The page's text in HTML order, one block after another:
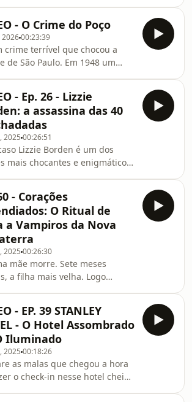
da investigação policial
Como o jorn
XIX para conhecer as Irmãs
Kate e Leah Fox se
mundialmente famosas por
de se comunicar com
Ao longo dos anos elas
multidões para ouvir as
que traziam do mundo
e desempenharam um
fundamental na gênese do
- O Crime do Poço
202600:23:39
crime terrível que chocou a
de São Paulo. Em 1948 um
casa com intenções pra lá de
No mesmo local, anos mais
construído o Edifício
famoso pelo trágico incêndio
quase 200 pessoas. A
Sobrenatural dessa
te leva a uma viagem para
O Crime do Poço e deixa o
seria aquele
- Ep. 26 - Lizzie
a assassina das 40
2025 00:26:51
Lizzie Borden é um dos
mais chocantes e enigmáticos
as evidências, a polícia
a principal suspeita:
Borden, a filha do casal. Mas as
os testemunhos
e as falhas da
transformaram esse
em uma trama intrincada
uma pergunta nunca
- Corações
O Ritual de
a Vampiros da Nova
2025 00:26:30
mãe morre. Sete meses
a filha mais velha. Logo
a filha mais nova também
Para os vizinhos, estava claro:
dessa família estava voltando
para sugar a vida dos
episódio da Carruagem
vamos desembarcar
na Nova Inglaterra dos
XVIII e XIX para conhecer as
- EP. 39 STANLEY
- O Hotel Assombrado
Iluminado
2025 00:18:26
as malas que chegou a hora
o check-in nesse hotel cheio